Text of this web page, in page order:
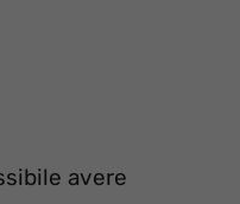
avere